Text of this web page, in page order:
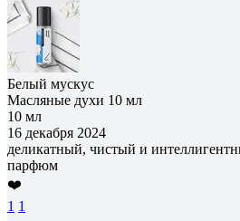
Белый мускус
Масляные духи 10 мл
10 мл
16 декабря 2024
деликатный, чистый и
парфюм
❤️
1 1